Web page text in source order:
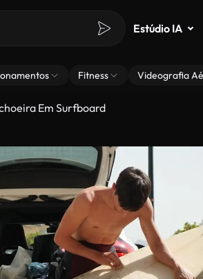
Estúdio IA
Fitness Videografia
Em Surfboard